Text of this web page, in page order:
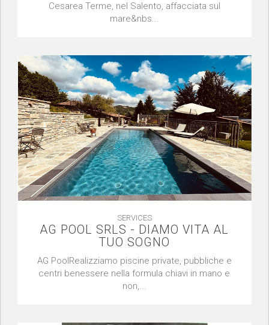
Cesarea Terme, nel Salento, affacciata sul
mare&nbs...
SERVICES
AG POOL SRLS - DIAMO VITA AL
TUO SOGNO
AG PoolRealizziamo piscine private, pubbliche e
centri benessere nella formula chiavi in mano e
non,...